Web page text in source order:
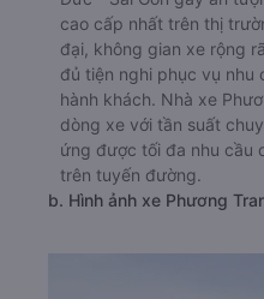
cao cấp nhất trên thị
đại, không gian xe rộng
đủ tiện nghi phục vụ nhu
hành khách. Nhà xe
dòng xe với tần suất
ứng được tối đa nhu cầu
trên tuyến đường.
b. Hình ảnh xe Phương